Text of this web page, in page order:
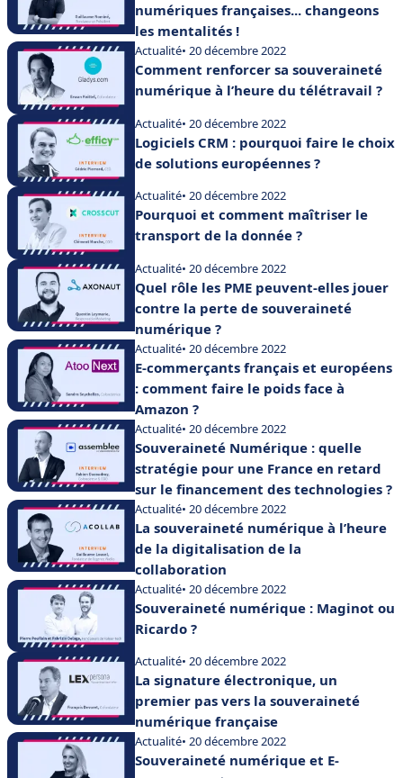
numériques françaises... changeons
les mentalités !
Actualité• 20 décembre 2022
Comment renforcer sa souveraineté
numérique à l’heure du télétravail ?
Actualité• 20 décembre 2022
Logiciels CRM : pourquoi faire le choix
de solutions européennes ?
Actualité• 20 décembre 2022
Pourquoi et comment maîtriser le
transport de la donnée ?
Actualité• 20 décembre 2022
Quel rôle les PME peuvent-elles jouer
contre la perte de souveraineté
numérique ?
Actualité• 20 décembre 2022
E-commerçants français et européens
: comment faire le poids face à
Amazon ?
Actualité• 20 décembre 2022
Souveraineté Numérique : quelle
stratégie pour une France en retard
sur le financement des technologies ?
Actualité• 20 décembre 2022
La souveraineté numérique à l’heure
de la digitalisation de la
collaboration
Actualité• 20 décembre 2022
Souveraineté numérique : Maginot ou
Ricardo ?
Actualité• 20 décembre 2022
La signature électronique, un
premier pas vers la souveraineté
numérique française
Actualité• 20 décembre 2022
Souveraineté numérique et E-